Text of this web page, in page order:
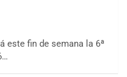
este fin de semana la 6ª